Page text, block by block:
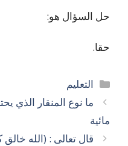
حل السؤال هو:
حقا.
التصنيفات
التعليم
ما نوع المنقار الذي
مائية
قال تعالى : (الله